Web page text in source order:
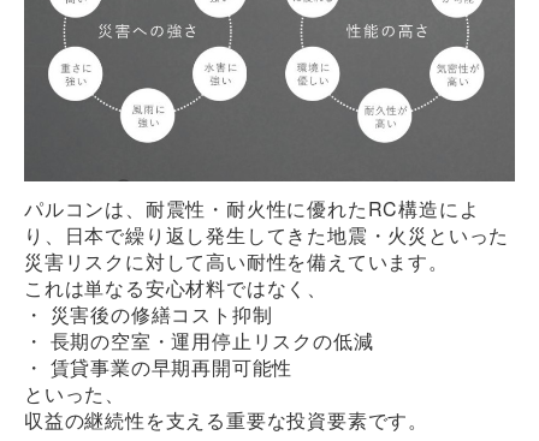
パルコンは、耐震性・耐火性に優れたRC構造によ
り、日本で繰り返し発生してきた地震・火災といった
災害リスクに対して高い耐性を備えています。
これは単なる安心材料ではなく、
・ 災害後の修繕コスト抑制
・ 長期の空室・運用停止リスクの低減
・ 賃貸事業の早期再開可能性
といった、
収益の継続性を支える重要な投資要素です。